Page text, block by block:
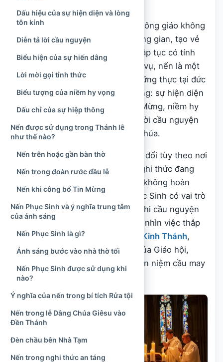
Tuy nhiên, việc thắp nến trong Công giáo không
đơn thuần nhằm chiếu sáng không gian, tạo vẻ
trang nghiêm hay thể hiện một tập tục có tính
trang trí. Trong ngôn ngữ phụng vụ, nến là một
dấu chỉ hữu hình giúp diễn tả những thực tại đức
tin khó nhìn thấy bằng mắt thường: sự hiện diện
của Đức Kitô, ánh sáng của Tin Mừng, niềm hy
vọng phục sinh, sự tỉnh thức và lời cầu nguyện
của con người hướng về Thiên Chúa.
Ý nghĩa của ngọn nến cũng thay đổi tùy theo nơi
đặt nến, thời điểm sử dụng và nghi thức đang
được cử hành. Nến trên bàn thờ không hoàn
toàn giống nến Rửa tội; nến Phục Sinh có vai trò
khác với nến được tín hữu thắp khi cầu nguyện
trước một ảnh tượng. Vì vậy, cần nhìn việc thắp
nến trong toàn bộ truyền thống
Kinh Thánh,
phụng vụ và đời sốngđạo đức
của Giáo hội,
thay vì giải thích theo những quan niệm cầu may
hoặc huyền bí hóa.
Dấu hiệu của sự hiện diện và lòng
tôn kính
Diễn tả lời cầu nguyện
Biểu hiện của sự hiến dâng
Lời mời gọi tỉnh thức
Biểu tượng của niềm hy vọng
Dấu chỉ của sự hiệp thông
Nến được sử dụng trong Thánh lễ
như thế nào?
Nến trên hoặc gần bàn thờ
Nến trong đoàn rước đầu lễ
Nến khi công bố Tin Mừng
Nến Phục Sinh và ý nghĩa trung tâm
của ánh sáng
Nến Phục Sinh là gì?
Ánh sáng bước vào nhà thờ tối
Nến Phục Sinh được sử dụng khi
nào?
Ý nghĩa của nến trong bí tích Rửa tội
Nến trong lễ Dâng Chúa Giêsu vào
Đền Thánh
Đèn chầu bên Nhà Tạm
Nến trong nghi thức an táng